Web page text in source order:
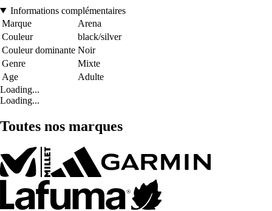
Informations complémentaires
Marque
Arena
Couleur
black/silver
Couleur dominante Noir
Genre
Mixte
Age
Adulte
Loading...
Loading...
Toutes nos marques